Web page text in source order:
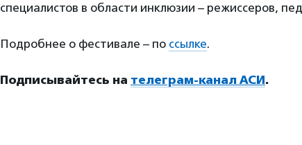
специалистов в области инклюзии – режиссеров,
Подробнее о фестивале – по ссылке.
Подписывайтесь на телеграм-канал АСИ.